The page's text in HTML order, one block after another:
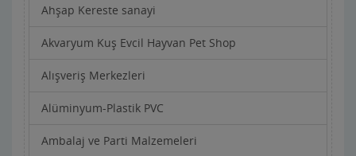
Ahşap Kereste sanayi
Akvaryum Kuş Evcil Hayvan Pet Shop
Alışveriş Merkezleri
Alüminyum-Plastik PVC
Ambalaj ve Parti Malzemeleri